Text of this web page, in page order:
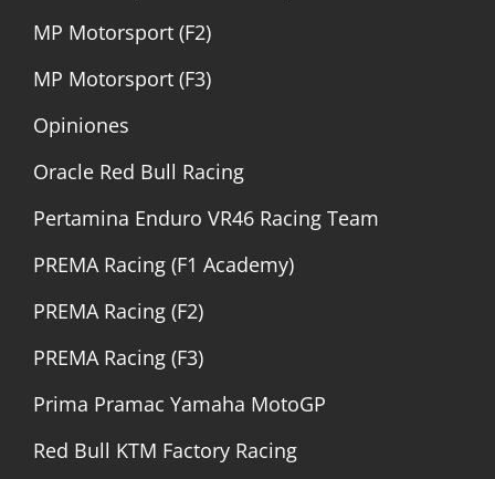
MP Motorsport (F2)
MP Motorsport (F3)
Opiniones
Oracle Red Bull Racing
Pertamina Enduro VR46 Racing Team
PREMA Racing (F1 Academy)
PREMA Racing (F2)
PREMA Racing (F3)
Prima Pramac Yamaha MotoGP
Red Bull KTM Factory Racing